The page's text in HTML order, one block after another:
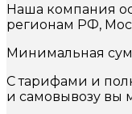
Наша компания
регионам РФ,
Минимальная
С тарифами и
и самовывозу вы